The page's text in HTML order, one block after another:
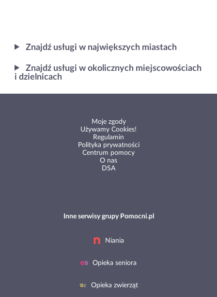
Znajdź usługi w największych miastach
Znajdź usługi w okolicznych miejscowościach
i dzielnicach
Moje zgody
Używamy Cookies!
Regulamin
Polityka prywatności
Centrum pomocy
O nas
DSA
Inne serwisy grupy Pomocni.pl
Niania
Opieka seniora
Opieka zwierząt